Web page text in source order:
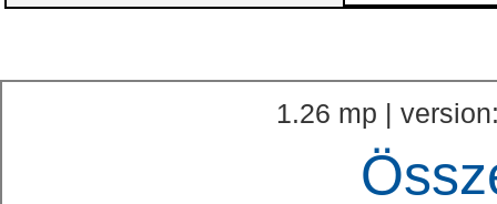
1.26 mp |